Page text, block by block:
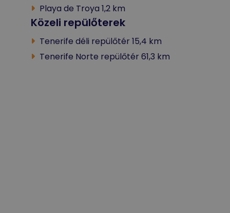
Playa de Troya 1,2 km
Közeli repülőterek
Tenerife déli repülőtér 15,4 km
Tenerife Norte repülőtér 61,3 km